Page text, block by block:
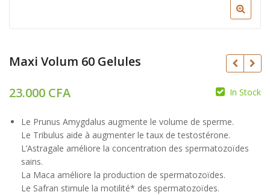
Maxi Volum 60 Gelules
CFA
CFA
23.000 CFA In Stock
Le Prunus Amygdalus augmente le volume de sperme.
Le Tribulus aide à augmenter le taux de testostérone.
L’Astragale améliore la concentration des spermatozoïdes
sains.
La Maca améliore la production de spermatozoïdes.
Le Safran stimule la motilité* des spermatozoïdes.